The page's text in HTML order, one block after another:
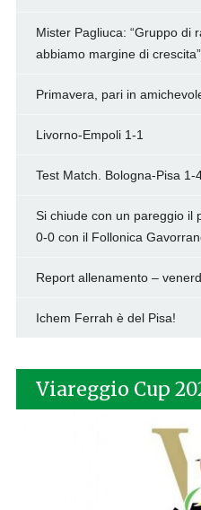
Mister Pagliuca: “Gruppo di
abbiamo margine di crescita”
Primavera, pari in
Livorno-Empoli 1-1
Test Match. Bologna-Pisa 1-
Si chiude con un pareggio il
0-0 con il Follonica
Report allenamento –
Ichem Ferrah è del Pisa!
Viareggio Cup